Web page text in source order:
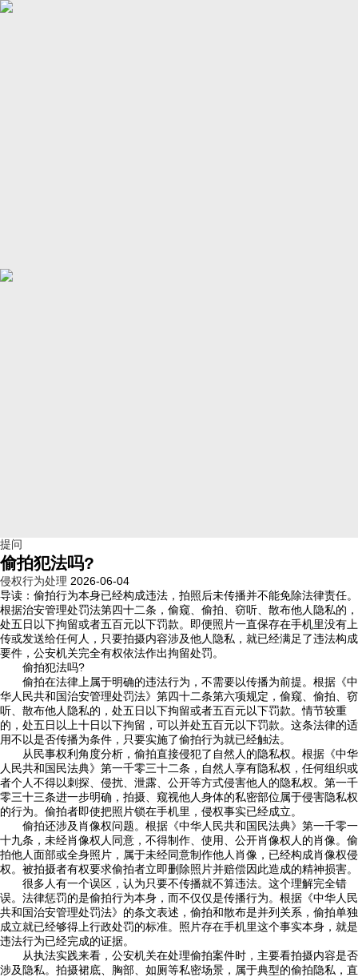
提问
偷拍犯法吗?
侵权行为处理 2026-06-04
导读： 偷拍行为本身已经构成违法，拍照后未传播并不能免除法律责任。
根据治安管理处罚法第四十二条，偷窥、偷拍、窃听、散布他人隐私的，
处五日以下拘留或者五百元以下罚款。即便照片一直保存在手机里没有上
传或发送给任何人，只要拍摄内容涉及他人隐私，就已经满足了违法构成
要件，公安机关完全有权依法作出拘留处罚。
偷拍犯法吗?
偷拍在法律上属于明确的违法行为，不需要以传播为前提。根据《中
华人民共和国治安管理处罚法》第四十二条第六项规定，偷窥、偷拍、窃
听、散布他人隐私的，处五日以下拘留或者五百元以下罚款。情节较重
的，处五日以上十日以下拘留，可以并处五百元以下罚款。这条法律的适
用不以是否传播为条件，只要实施了偷拍行为就已经触法。
从民事权利角度分析，偷拍直接侵犯了自然人的隐私权。根据《中华
人民共和国民法典》第一千零三十二条，自然人享有隐私权，任何组织或
者个人不得以刺探、侵扰、泄露、公开等方式侵害他人的隐私权。第一千
零三十三条进一步明确，拍摄、窥视他人身体的私密部位属于侵害隐私权
的行为。偷拍者即使把照片锁在手机里，侵权事实已经成立。
偷拍还涉及肖像权问题。根据《中华人民共和国民法典》第一千零一
十九条，未经肖像权人同意，不得制作、使用、公开肖像权人的肖像。偷
拍他人面部或全身照片，属于未经同意制作他人肖像，已经构成肖像权侵
权。被拍摄者有权要求偷拍者立即删除照片并赔偿因此造成的精神损害。
很多人有一个误区，认为只要不传播就不算违法。这个理解完全错
误。法律惩罚的是偷拍行为本身，而不仅仅是传播行为。根据《中华人民
共和国治安管理处罚法》的条文表述，偷拍和散布是并列关系，偷拍单独
成立就已经够得上行政处罚的标准。照片存在手机里这个事实本身，就是
违法行为已经完成的证据。
从执法实践来看，公安机关在处理偷拍案件时，主要看拍摄内容是否
涉及隐私。拍摄裙底、胸部、如厕等私密场景，属于典型的偷拍隐私，直